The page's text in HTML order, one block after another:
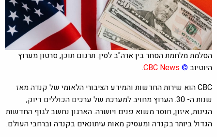
הסלמת מלחמת הסחר בין ארה"ב לסין. תרגום תוכן, סרטון מערוץ
היוטיוב©
CBC News
.
CBC הוא שירות החדשות והמידע הציבורי הלאומי של קנדה מאז
שנות ה- 30. הערוץ מחויב למערכת של ערכים הכוללים דיוק,
הגינות, איזון, חוסר משוא פנים ויושרה. הארגון נחשב לגוף החדשות
הגדול ביותר בקנדה ומעסיק מאות עיתונאים בקנדה וברחבי העולם.